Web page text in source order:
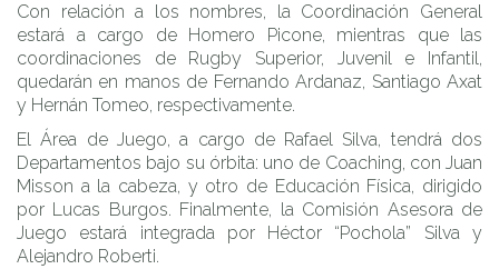
Con relación a los nombres, la Coordinación General
estará a cargo de Homero Picone, mientras que las
coordinaciones de Rugby Superior, Juvenil e Infantil,
quedarán en manos de Fernando Ardanaz, Santiago Axat
y Hernán Tomeo, respectivamente.
El Área de Juego, a cargo de Rafael Silva, tendrá dos
Departamentos bajo su órbita: uno de Coaching, con Juan
Misson a la cabeza, y otro de Educación Física, dirigido
por Lucas Burgos. Finalmente, la Comisión Asesora de
Juego estará integrada por Héctor “Pochola” Silva y
Alejandro Roberti.